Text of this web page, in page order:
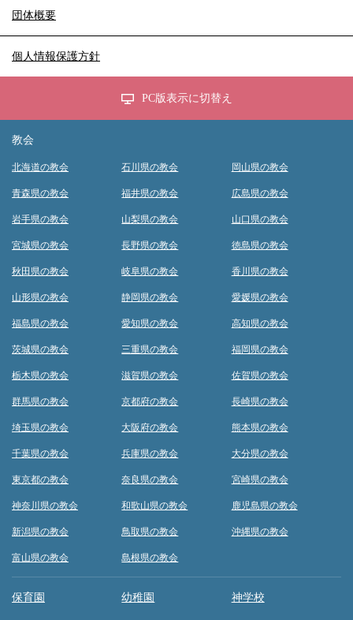
団体概要
個人情報保護方針
PC版表示に切替え
教会
北海道の教会
青森県の教会
岩手県の教会
宮城県の教会
秋田県の教会
山形県の教会
福島県の教会
茨城県の教会
栃木県の教会
群馬県の教会
埼玉県の教会
千葉県の教会
東京都の教会
神奈川県の教会
新潟県の教会
富山県の教会
石川県の教会
福井県の教会
山梨県の教会
長野県の教会
岐阜県の教会
静岡県の教会
愛知県の教会
三重県の教会
滋賀県の教会
京都府の教会
大阪府の教会
兵庫県の教会
奈良県の教会
和歌山県の教会
鳥取県の教会
島根県の教会
岡山県の教会
広島県の教会
山口県の教会
徳島県の教会
香川県の教会
愛媛県の教会
高知県の教会
福岡県の教会
佐賀県の教会
長崎県の教会
熊本県の教会
大分県の教会
宮崎県の教会
鹿児島県の教会
沖縄県の教会
保育園 幼稚園 神学校